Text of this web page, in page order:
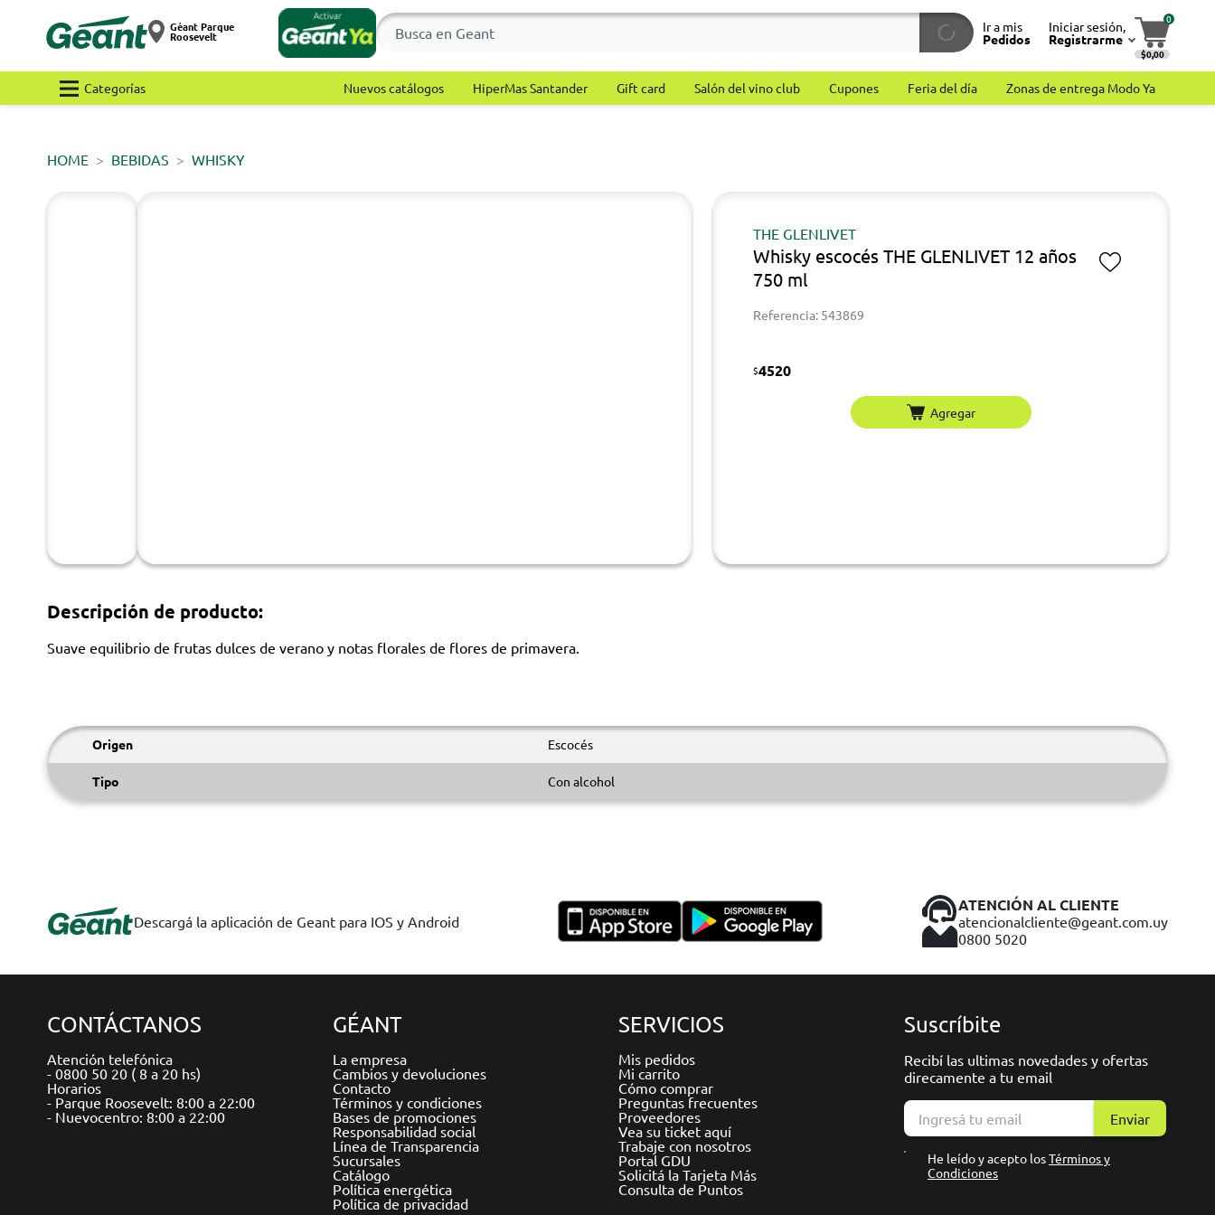
Géant Parque
Roosevelt
Ir a mis
Pedidos
Iniciar sesión,
Registrarme
0
$0,00
Categorías Nuevos catálogos HiperMas Santander Gift card Salón del vino club Cupones Feria del día Zonas de entrega Modo Ya
HOME BEBIDAS WHISKY
THE GLENLIVET
Whisky escocés THE GLENLIVET 12 años
750 ml
Referencia: 543869
$4520
Agregar
Descripción de producto:
Suave equilibrio de frutas dulces de verano y notas florales de flores de primavera.
Origen Escocés
Tipo Con alcohol
Descargá la aplicación de Geant para IOS y Android
ATENCIÓN AL CLIENTE
atencionalcliente@geant.com.uy
0800 5020
CONTÁCTANOS
Atención telefónica
- 0800 50 20 ( 8 a 20 hs)
Horarios
- Parque Roosevelt: 8:00 a 22:00
- Nuevocentro: 8:00 a 22:00
GÉANT
La empresa
Cambios y devoluciones
Contacto
Términos y condiciones
Bases de promociones
Responsabilidad social
Línea de Transparencia
Sucursales
Catálogo
Política energética
Política de privacidad
SERVICIOS
Mis pedidos
Mi carrito
Cómo comprar
Preguntas frecuentes
Proveedores
Vea su ticket aquí
Trabaje con nosotros
Portal GDU
Solicitá la Tarjeta Más
Consulta de Puntos
Suscríbite
Recibí las ultimas novedades y ofertas
direcamente a tu email
Enviar
He leído y acepto losTérminos y
Condiciones